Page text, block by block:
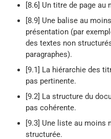
[8.6] Un titre de page au
[8.9] Une balise au
présentation (par
des textes non
paragraphes).
[9.1] La hiérarchie des
pas pertinente.
[9.2] La structure du
pas cohérente.
[9.3] Une liste au moins
structurée.